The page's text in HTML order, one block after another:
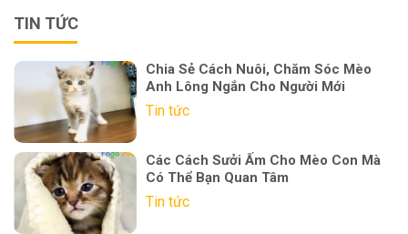
TIN TỨC
Chia Sẻ Cách Nuôi, Chăm Sóc Mèo
Anh Lông Ngắn Cho Người Mới
Tin tức
Các Cách Sưởi Ấm Cho Mèo Con Mà
Có Thể Bạn Quan Tâm
Tin tức